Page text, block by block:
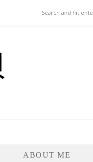
ABOUT ME